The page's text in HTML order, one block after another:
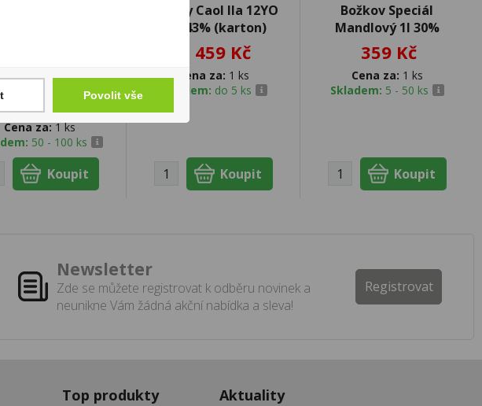
(pálivá)
Cena za:1 ks
50 - 100 ks
Whisky Caol Ila 12YO
0,7l 43% (karton)
1 459 Kč
Cena za: 1 ks
Skladem: do 5 ks
Božkov Speciál
Mandlový 1l 30%
359 Kč
Cena za: 1 ks
Skladem: 5 - 50 ks
Newsletter
Zde se můžete registrovat k odběru novinek a
neunikne Vám žádná akční nabídka a sleva!
Registrovat
Top produkty Aktuality
Povolit vše